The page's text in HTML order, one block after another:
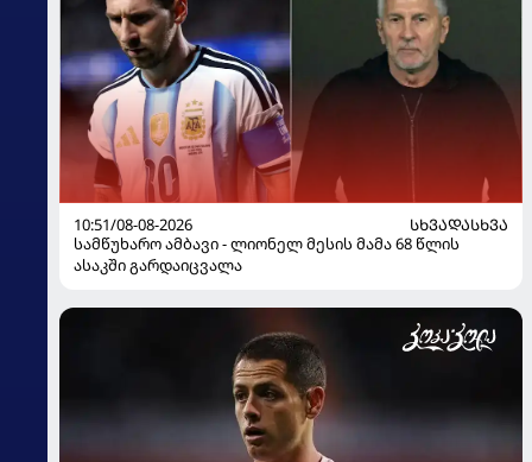
10:51/08-08-2026
ᲡᲮᲕᲐᲓᲐᲡᲮᲕᲐ
სამწუხარო ამბავი - ლიონელ მესის მამა 68 წლის
ასაკში გარდაიცვალა